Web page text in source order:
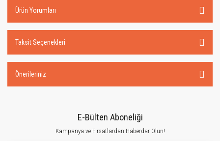
Ürün Yorumları
Taksit Seçenekleri
Önerileriniz
E-Bülten Aboneliği
Kampanya ve Fırsatlardan Haberdar Olun!